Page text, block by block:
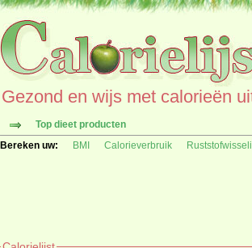
Gezond en wijs met calorieën
Top dieet producten
Bereken uw:
BMI Calorieverbruik